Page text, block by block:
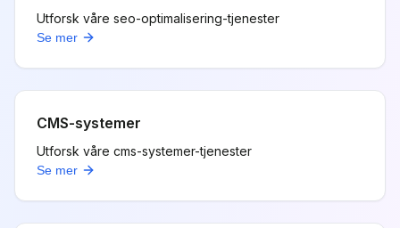
Utforsk våre seo-optimalisering-tjenester
Se mer
CMS-systemer
Utforsk våre cms-systemer-tjenester
Se mer